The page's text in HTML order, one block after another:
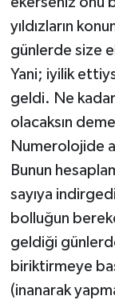
yıldızların
günlerde size
Yani; iyilik
geldi. Ne
olacaksın
Numerolojide
Bunun
sayıya
bolluğun
geldiği
biriktirmeye
(inanarak